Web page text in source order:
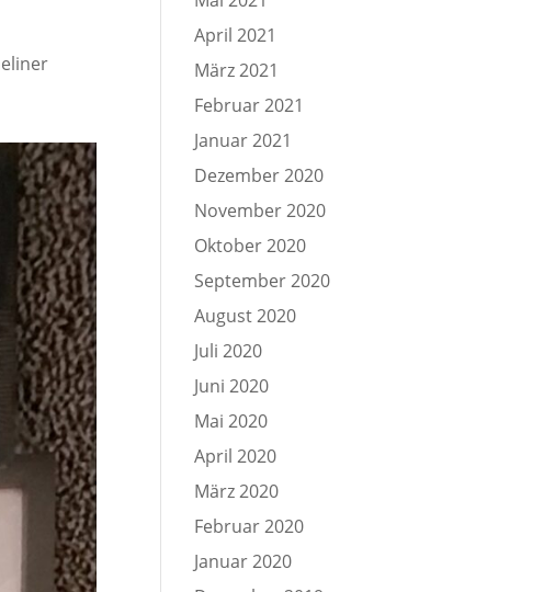
April 2021
März 2021
Februar 2021
Januar 2021
Dezember 2020
November 2020
Oktober 2020
September 2020
August 2020
Juli 2020
Juni 2020
Mai 2020
April 2020
März 2020
Februar 2020
Januar 2020